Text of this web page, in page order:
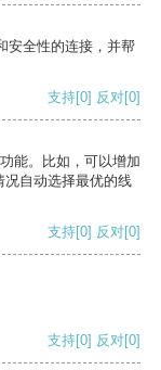
安全性的连接，并帮
支持[0] 反对[0]
能。比如，可以增加
况自动选择最优的线
支持[0] 反对[0]
支持[0] 反对[0]